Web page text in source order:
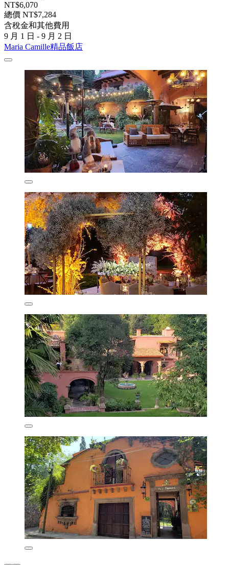
NT$6,070
總價 NT$7,284
含稅金和其他費用
9 月 1 日 - 9 月 2 日
Maria Camille精品飯店